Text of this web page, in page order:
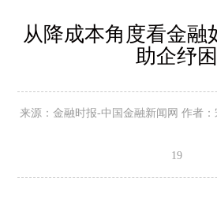
从降成本角度看金融
助企纾困
来源 ：金融时报-中国金融新闻网 作者
19